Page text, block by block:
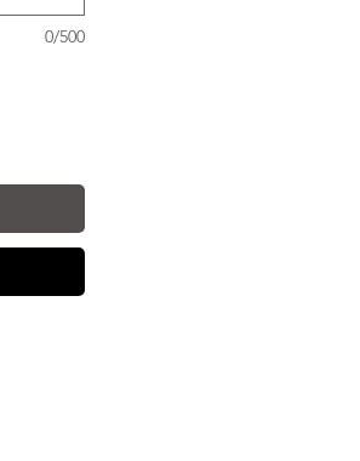
0/500